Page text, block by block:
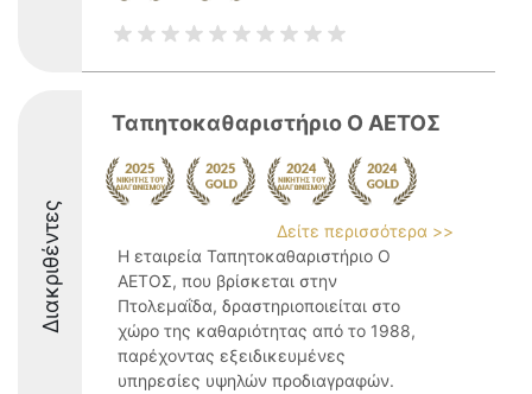
Διακριθέντες
Ταπητοκαθαριστήριο Ο ΑΕΤΟΣ
Δείτε περισσότερα >>
Η εταιρεία Ταπητοκαθαριστήριο Ο
ΑΕΤΟΣ, που βρίσκεται στην
Πτολεμαΐδα, δραστηριοποιείται στο
χώρο της καθαριότητας από το 1988,
παρέχοντας εξειδικευμένες
υπηρεσίες υψηλών προδιαγραφών.